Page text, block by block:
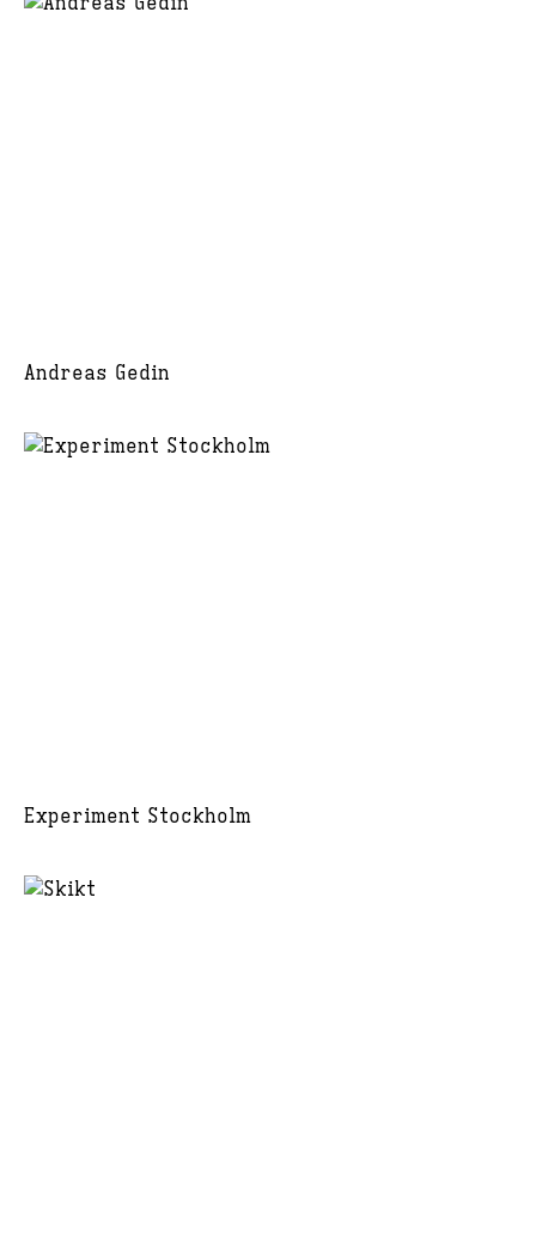
Andreas Gedin
Experiment Stockholm